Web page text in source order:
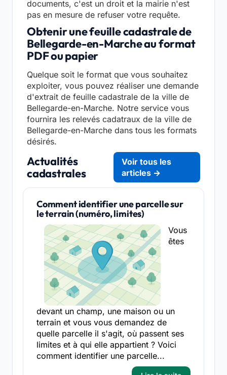
documents, c'est un droit et la mairie n'est
pas en mesure de refuser votre requête.
Obtenir une feuille cadastrale de
Bellegarde-en-Marche au format
PDF ou papier
Quelque soit le format que vous souhaitez
exploiter, vous pouvez réaliser une demande
d'extrait de feuille cadastrale de la ville de
Bellegarde-en-Marche. Notre service vous
fournira les relevés cadatraux de la ville de
Bellegarde-en-Marche dans tous les formats
désirés.
Actualités
cadastrales
Voir tous les
articles →
Comment identifier une parcelle sur
le terrain (numéro, limites)
Vous
êtes
devant un champ, une maison ou un
terrain et vous vous demandez de
quelle parcelle il s'agit, où passent ses
limites et à qui elle appartient ? Voici
comment identifier une parcelle...